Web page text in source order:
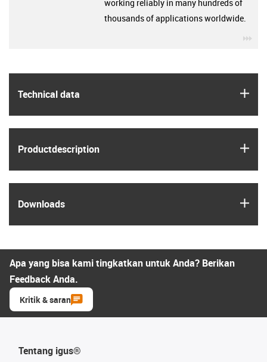
Technical data
Product­description
Downloads
working reliably in many hundreds of
thousands of applications worldwide.
Apa yang bisa kami tingkatkan untuk Anda? Berikan
Feedback Anda.
Kritik & saran
Tentang igus®